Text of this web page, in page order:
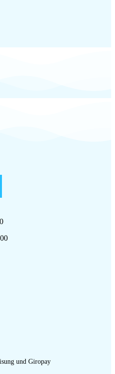
und Giropay